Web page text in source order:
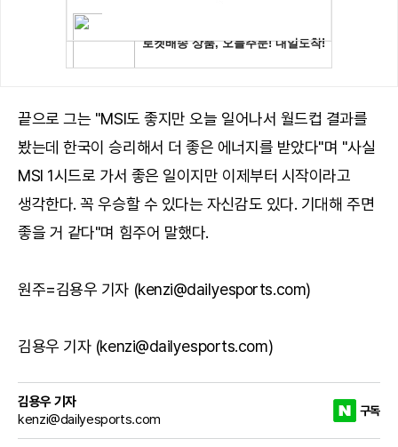
끝으로 그는 "MSI도 좋지만 오늘 일어나서 월드컵 결과를
봤는데 한국이 승리해서 더 좋은 에너지를 받았다"며 "사실
MSI 1시드로 가서 좋은 일이지만 이제부터 시작이라고
생각한다. 꼭 우승할 수 있다는 자신감도 있다. 기대해 주면
좋을 거 같다"며 힘주어 말했다.
원주=김용우 기자 (kenzi@dailyesports.com)
김용우 기자 (kenzi@dailyesports.com)
김용우 기자
kenzi@dailyesports.com
구독